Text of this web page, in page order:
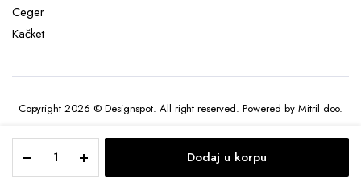
unisex
majica
Dodaj u korpu
Ceger
Kačket
Copyright 2026 © Designspot. All right reserved. Powered by Mitril doo.